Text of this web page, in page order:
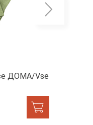
ДОМА/Vse